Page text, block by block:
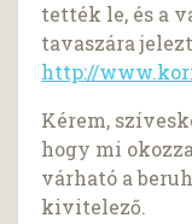
tették le, és a
tavaszára
http://
Kérem,
hogy mi
várható a
kivitelező.